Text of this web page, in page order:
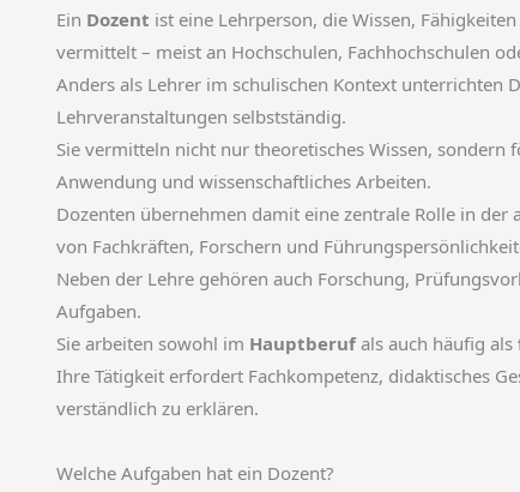
Ein Dozent ist eine Lehrperson, die Wissen,
vermittelt – meist an Hochschulen, Fachhochschulen
Anders als Lehrer im schulischen Kontext unterrichten
Lehrveranstaltungen selbstständig.
Sie vermitteln nicht nur theoretisches Wissen, sondern
Anwendung und wissenschaftliches Arbeiten.
Dozenten übernehmen damit eine zentrale Rolle in
von Fachkräften, Forschern und
Neben der Lehre gehören auch Forschung,
Aufgaben.
Sie arbeiten sowohl im Hauptberufals auch häufig als
Ihre Tätigkeit erfordert Fachkompetenz, didaktisches
verständlich zu erklären.
Welche Aufgaben hat ein Dozent?